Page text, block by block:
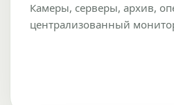
Камеры, серверы, архив,
централизованный